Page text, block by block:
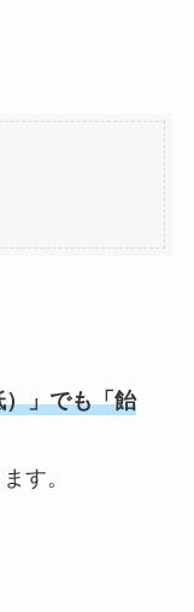
」でも「飴
す。